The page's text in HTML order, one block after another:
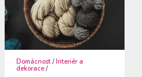
Domácnost /Interiér a
dekorace /